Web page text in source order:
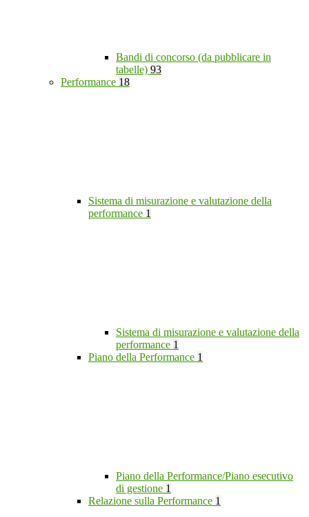
Bandi di concorso (da pubblicare in
tabelle) 93
Performance 18
Sistema di misurazione e valutazione della
performance 1
Sistema di misurazione e valutazione della
performance 1
Piano della Performance 1
Piano della Performance/Piano esecutivo
di gestione 1
Relazione sulla Performance 1